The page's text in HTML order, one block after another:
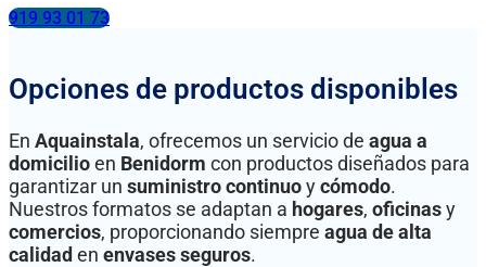
919 93 01 73
Opciones de productos disponibles
En Aquainstala, ofrecemos un servicio de agua a
domicilioen Benidorm con productos diseñados para
garantizar un suministro continuoycómodo.
Nuestros formatos se adaptan a hogares, oficinasy
comercios, proporcionando siempre agua de alta
calidaden envases seguros.